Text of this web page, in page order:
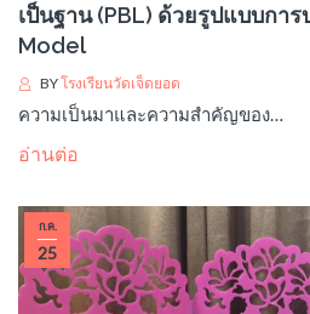
เป็นฐาน (PBL) ด้วยรูปแบบการ
Model
BYโรงเรียนวัดเจ็ดยอด
ความเป็นมาและความสำคัญของ…
อ่านต่อ
ก.ค.
25